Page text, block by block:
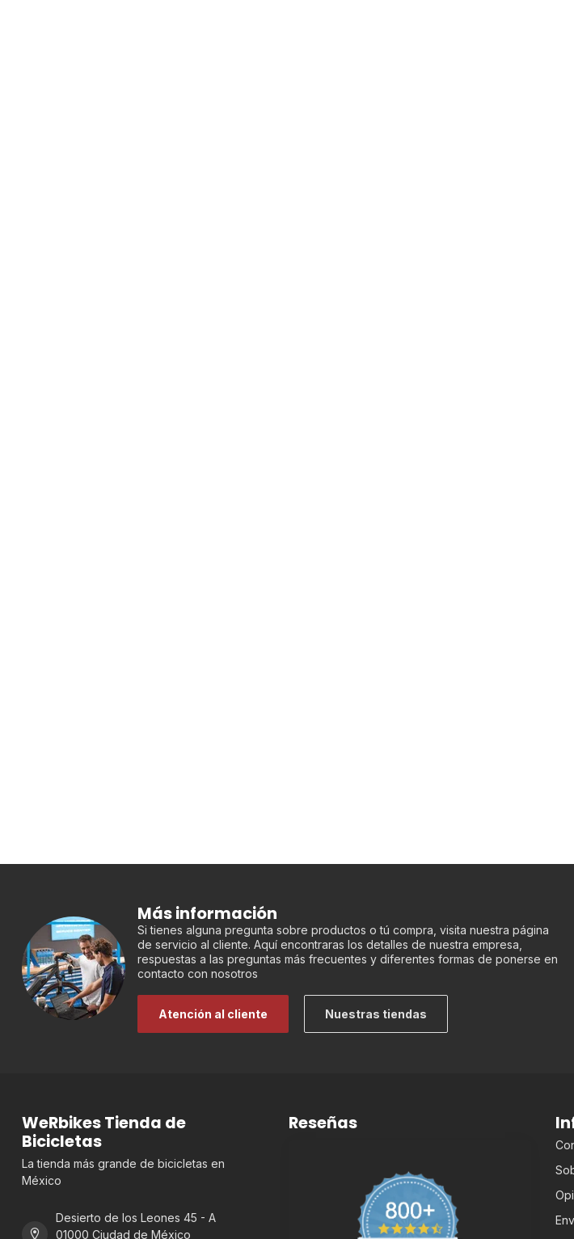
Más información
Si tienes alguna pregunta sobre productos o tú compra, visita nuestra página
de servicio al cliente. Aquí encontraras los detalles de nuestra empresa,
respuestas a las preguntas más frecuentes y diferentes formas de ponerse en
contacto con nosotros
Atención al cliente Nuestras tiendas
WeRbikes Tienda de
Bicicletas
La tienda más grande de bicicletas en
México
Desierto de los Leones 45 - A
01000 Ciudad de México
Reseñas